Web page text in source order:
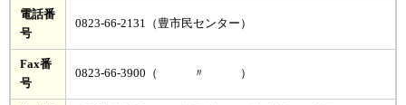
電話番
号
0823-66-2131（豊市民センター）
Fax番
号
0823-66-3900（ 〃 ）